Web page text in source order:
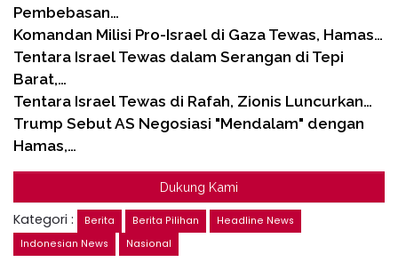
Pembebasan…
Komandan Milisi Pro-Israel di Gaza Tewas, Hamas…
Tentara Israel Tewas dalam Serangan di Tepi
Barat,…
Tentara Israel Tewas di Rafah, Zionis Luncurkan…
Trump Sebut AS Negosiasi "Mendalam" dengan
Hamas,…
Dukung Kami
Kategori : Berita Berita Pilihan
Headline News
Indonesian News
Nasional